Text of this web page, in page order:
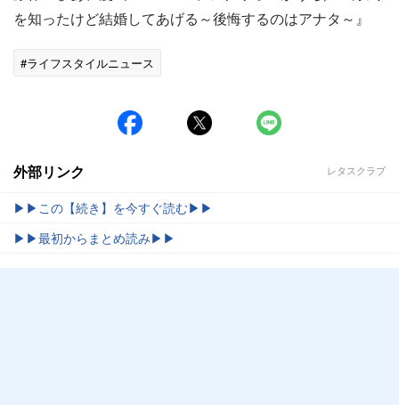
を知ったけど結婚してあげる～後悔するのはアナタ～』
#ライフスタイルニュース
外部リンク レタスクラブ
▶▶この【続き】を今すぐ読む▶▶
▶▶最初からまとめ読み▶▶